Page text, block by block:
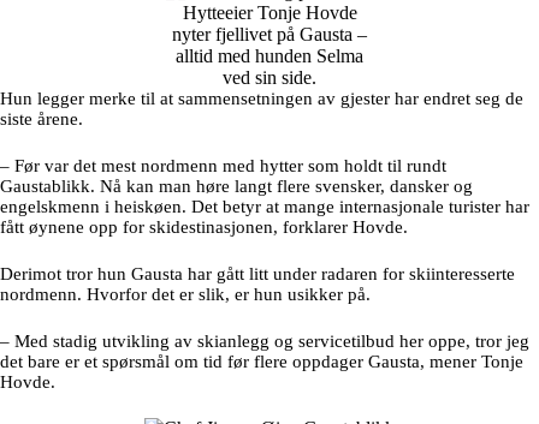
Hytteeier Tonje Hovde
nyter fjellivet på Gausta –
alltid med hunden Selma
ved sin side.
Hun legger merke til at sammensetningen av gjester har endret seg de
siste årene.
– Før var det mest nordmenn med hytter som holdt til rundt
Gaustablikk. Nå kan man høre langt flere svensker, dansker og
engelskmenn i heiskøen. Det betyr at mange internasjonale turister har
fått øynene opp for skidestinasjonen, forklarer Hovde.
Derimot tror hun Gausta har gått litt under radaren for skiinteresserte
nordmenn. Hvorfor det er slik, er hun usikker på.
– Med stadig utvikling av skianlegg og servicetilbud her oppe, tror jeg
det bare er et spørsmål om tid før flere oppdager Gausta, mener Tonje
Hovde.